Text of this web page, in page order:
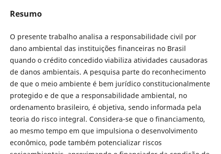
Resumo
O presente trabalho analisa a responsabilidade civil por
dano ambiental das instituições financeiras no Brasil
quando o crédito concedido viabiliza atividades causadoras
de danos ambientais. A pesquisa parte do reconhecimento
de que o meio ambiente é bem jurídico constitucionalmente
protegido e de que a responsabilidade ambiental, no
ordenamento brasileiro, é objetiva, sendo informada pela
teoria do risco integral. Considera-se que o financiamento,
ao mesmo tempo em que impulsiona o desenvolvimento
econômico, pode também potencializar riscos